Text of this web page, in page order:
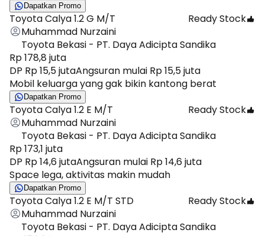
Dapatkan Promo
Toyota Calya 1.2 G M/T
Ready Stock
Muhammad Nurzaini
Toyota Bekasi - PT. Daya Adicipta Sandika
Rp 178,8 juta
DP Rp 15,5 jutaAngsuran mulai Rp 15,5 juta
Mobil keluarga yang gak bikin kantong berat
Dapatkan Promo
Toyota Calya 1.2 E M/T
Ready Stock
Muhammad Nurzaini
Toyota Bekasi - PT. Daya Adicipta Sandika
Rp 173,1 juta
DP Rp 14,6 jutaAngsuran mulai Rp 14,6 juta
Space lega, aktivitas makin mudah
Dapatkan Promo
Toyota Calya 1.2 E M/T STD
Ready Stock
Muhammad Nurzaini
Toyota Bekasi - PT. Daya Adicipta Sandika